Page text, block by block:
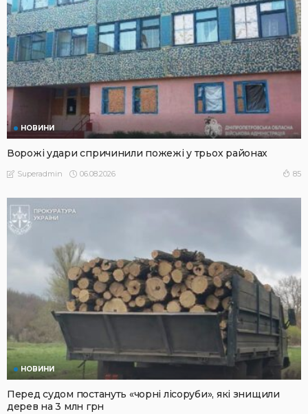
НОВИНИ
Ворожі удари спричинили пожежі у трьох районах
Superadmin 06.08.2026 85
НОВИНИ
Перед судом постануть «чорні лісоруби», які знищили
дерев на 3 млн грн